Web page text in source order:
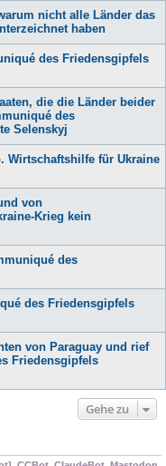
nicht alle Länder das
haben
des Friedensgipfels
die die Länder beider
des
Selenskyj
Wirtschaftshilfe für Ukraine
von
Krieg kein
des
des Friedensgipfels
von Paraguay und rief
Friedensgipfels
Gehe zu